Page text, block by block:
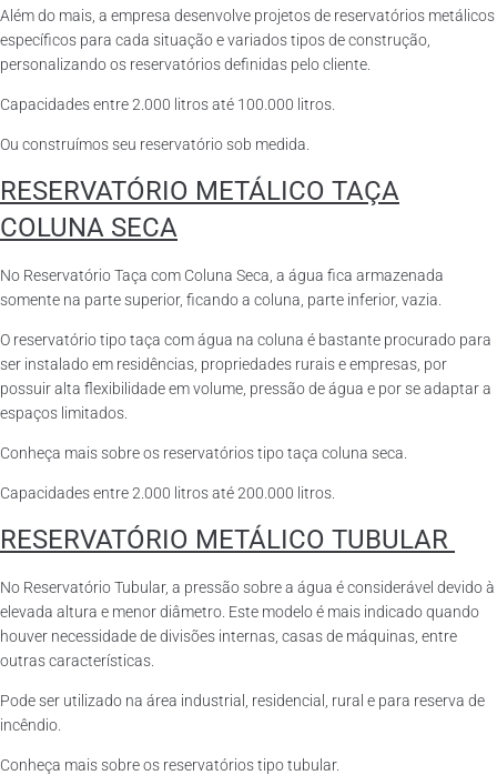
Além do mais, a empresa desenvolve projetos de reservatórios metálicos
específicos para cada situação e variados tipos de construção,
personalizando os reservatórios definidas pelo cliente.
Capacidades entre 2.000 litros até 100.000 litros.
Ou construímos seu reservatório sob medida.
RESERVATÓRIO METÁLICO TAÇA
COLUNA SECA
No Reservatório Taça com Coluna Seca, a água fica armazenada
somente na parte superior, ficando a coluna, parte inferior, vazia.
O reservatório tipo taça com água na coluna é bastante procurado para
ser instalado em residências, propriedades rurais e empresas, por
possuir alta flexibilidade em volume, pressão de água e por se adaptar a
espaços limitados.
Conheça mais sobre os reservatórios tipo taça coluna seca.
Capacidades entre 2.000 litros até 200.000 litros.
RESERVATÓRIO METÁLICO TUBULAR
No Reservatório Tubular, a pressão sobre a água é considerável devido à
elevada altura e menor diâmetro. Este modelo é mais indicado quando
houver necessidade de divisões internas, casas de máquinas, entre
outras características.
Pode ser utilizado na área industrial, residencial, rural e para reserva de
incêndio.
Conheça mais sobre os reservatórios tipo tubular.